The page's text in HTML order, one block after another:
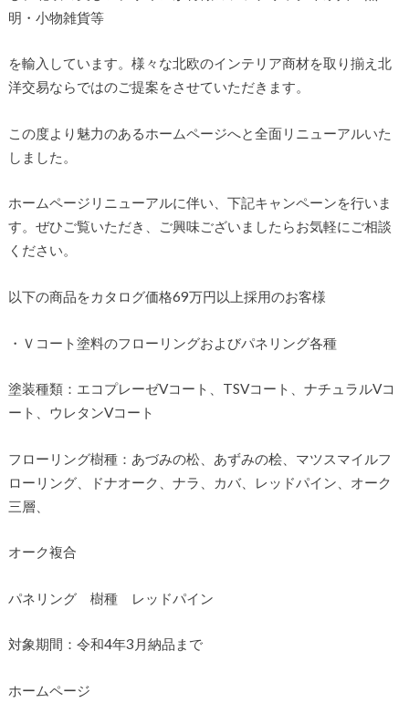
明・小物雑貨等
を輸入しています。様々な北欧のインテリア商材を取り揃え北
洋交易ならではのご提案をさせていただきます。
この度より魅力のあるホームページへと全面リニューアルいた
しました。
ホームページリニューアルに伴い、下記キャンペーンを行いま
す。ぜひご覧いただき、ご興味ございましたらお気軽にご相談
ください。
以下の商品をカタログ価格69万円以上採用のお客様
・Ｖコート塗料のフローリングおよびパネリング各種
塗装種類：エコプレーゼVコート、TSVコート、ナチュラルVコ
ート、ウレタンVコート
フローリング樹種：あづみの松、あずみの桧、マツスマイルフ
ローリング、ドナオーク、ナラ、カバ、レッドパイン、オーク
三層、
オーク複合
パネリング 樹種 レッドパイン
対象期間：令和4年3月納品まで
ホームページ